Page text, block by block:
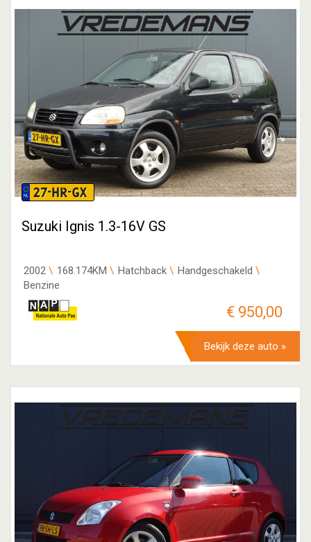
27-HR-GX
Suzuki Ignis 1.3-16V GS
2002 168.174KM Hatchback
Handgeschakeld
Benzine
€ 950,00
Bekijk deze auto »